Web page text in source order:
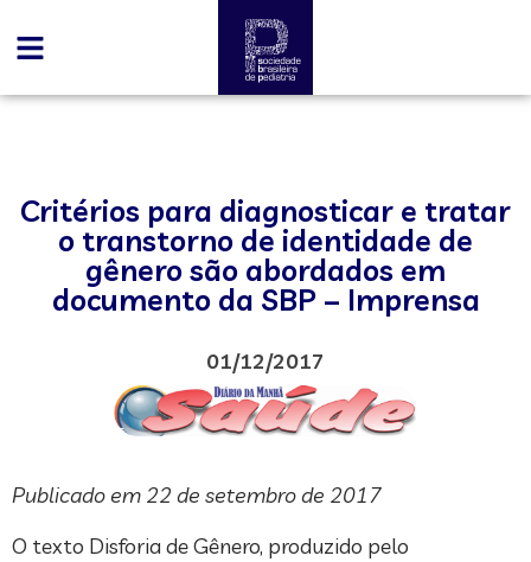
Critérios para diagnosticar e tratar
o transtorno de identidade de
gênero são abordados em
documento da SBP – Imprensa
01/12/2017
Publicado em 22 de setembro de 2017
O texto Disforia de Gênero, produzido pelo